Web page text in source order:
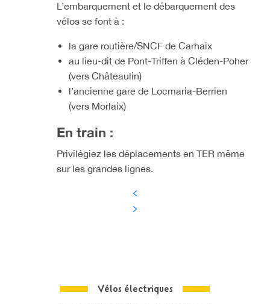
L’embarquement et le débarquement des
vélos se font à :
la gare routière/SNCF de Carhaix
au lieu-dit de Pont-Triffen à Cléden-Poher
(vers Châteaulin)
l’ancienne gare de Locmaria-Berrien
(vers Morlaix)
En train :
Privilégiez les déplacements en TER même
sur les grandes lignes.
Vélos électriques